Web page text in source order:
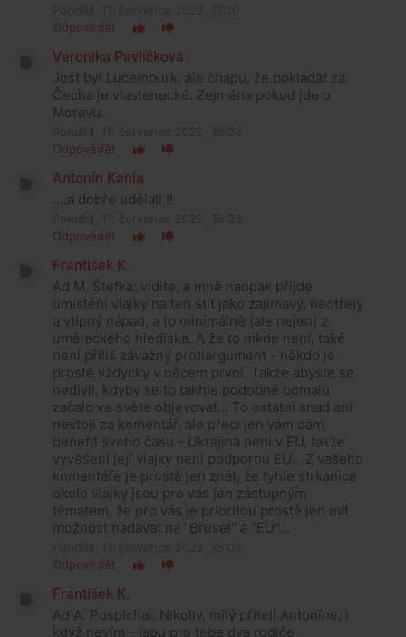
Odpovědět
Veronika Pavlíčková
Jošt byl Lucemburk, ale chápu, že pokládat za
Čecha je vlastenecké. Zejména pokud jde o
Moravu.
Odpovědět
Antonín Kania
....a dobře udělali !!
Odpovědět
František K.
Ad M. Štefka: vidíte, a mně naopak přijde
umístění vlajky na ten štít jako zajímavý, neotřelý
a vtipný nápad, a to minimálně (ale nejen) z
uměleckého hlediska. A že to nikde není, také
není příliš závažný protiargument - někdo je
prostě vždycky v něčem první. Takže abyste se
nedivil, kdyby se to takhle podobně pomalu
začalo ve světe objevovat... To ostatní snad ani
nestojí za komentář, ale přeci jen vám dám
benefit svého času - Ukrajina není v EU, takže
vyvěšení její vlajky není podporou EU... Z vašeho
komentáře je prostě jen znát, že tyhle strkanice
okolo vlajky jsou pro vás jen zástupným
tématem, že pro vás je prioritou prostě jen mít
možnost nadávat na "Brusel" a "EU"...
Odpovědět
František K.
Ad A. Pospíchal: Nikoliv, milý příteli Antoníne, i
když nevím - jsou pro tebe dva rodiče